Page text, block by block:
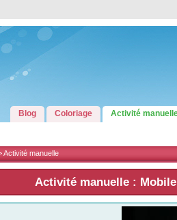
Blog Coloriage Activité
Activité manuelle
Activité manuelle :